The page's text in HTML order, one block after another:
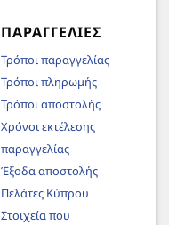
ΠΑΡΑΓΓΕΛΊΕΣ
Τρόποι παραγγελίας
Τρόποι πληρωμής
Τρόποι αποστολής
Χρόνοι εκτέλεσης
παραγγελίας
Έξοδα αποστολής
Πελάτες Κύπρου
Στοιχεία που